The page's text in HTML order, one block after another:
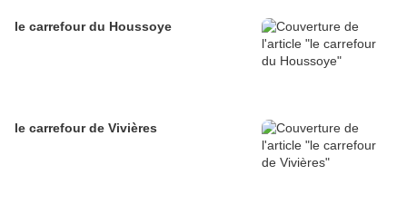
le carrefour du Houssoye
le carrefour de Vivières